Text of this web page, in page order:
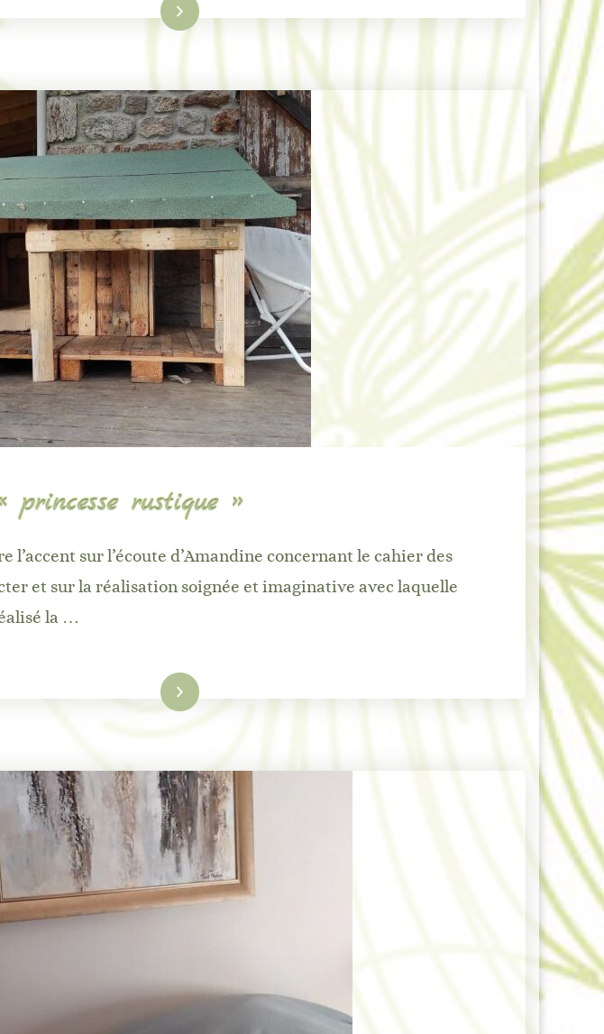
Lire la suite
princesse rustique »
l’accent sur l’écoute d’Amandine concernant le cahier des
et sur la réalisation soignée et imaginative avec laquelle
la …
Lire la suite